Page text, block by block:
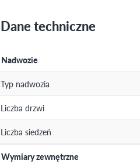
Dane techniczne
Nadwozie
Typ nadwozia
Liczba drzwi
Liczba siedzeń
Wymiary zewnętrzne